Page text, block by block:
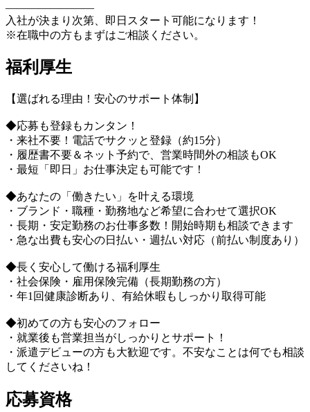
————————
入社が決まり次第、即日スタート可能になります！
※在職中の方もまずはご相談ください。
福利厚生
【選ばれる理由！安心のサポート体制】
◆応募も登録もカンタン！
・来社不要！電話でサクッと登録（約15分）
・履歴書不要＆ネット予約で、営業時間外の相談もOK
・最短「即日」お仕事決定も可能です！
◆あなたの「働きたい」を叶える環境
・ブランド・職種・勤務地など希望に合わせて選択OK
・長期・安定勤務のお仕事多数！開始時期も相談できます
・急な出費も安心の日払い・週払い対応（前払い制度あり）
◆長く安心して働ける福利厚生
・社会保険・雇用保険完備（長期勤務の方）
・年1回健康診断あり、有給休暇もしっかり取得可能
◆初めての方も安心のフォロー
・就業後も営業担当がしっかりとサポート！
・派遣デビューの方も大歓迎です。不安なことは何でも相談
してくださいね！
応募資格